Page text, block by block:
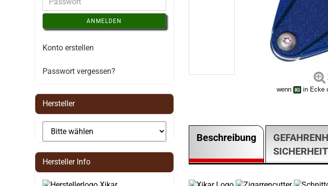
wenn in Ecke
Beschreibung
ANMELDEN
Konto erstellen
Passwort vergessen?
Hersteller
Hersteller Info